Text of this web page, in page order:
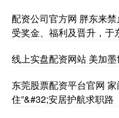
配资公司官方网 胖东来
受奖金、福利及晋升，于
线上实盘配资网站 美加
东莞股票配资平台官网
住”&#32;安居护航求职路